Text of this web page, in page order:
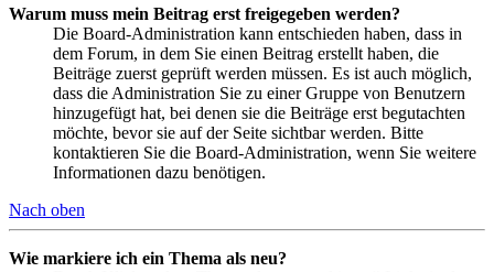
Warum muss mein Beitrag erst freigegeben werden?
Die Board-Administration kann entschieden haben, dass in
dem Forum, in dem Sie einen Beitrag erstellt haben, die
Beiträge zuerst geprüft werden müssen. Es ist auch möglich,
dass die Administration Sie zu einer Gruppe von Benutzern
hinzugefügt hat, bei denen sie die Beiträge erst begutachten
möchte, bevor sie auf der Seite sichtbar werden. Bitte
kontaktieren Sie die Board-Administration, wenn Sie weitere
Informationen dazu benötigen.
Nach oben
Wie markiere ich ein Thema als neu?